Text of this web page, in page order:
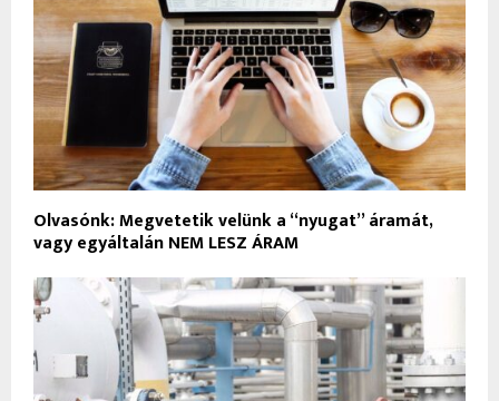
Olvasónk: Megvetetik velünk a “nyugat” áramát,
vagy egyáltalán NEM LESZ ÁRAM